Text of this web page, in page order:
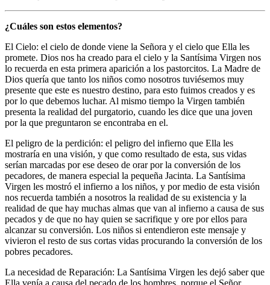
¿Cuáles son estos elementos?
El Cielo: el cielo de donde viene la Señora y el cielo que Ella les
promete. Dios nos ha creado para el cielo y la Santísima Virgen nos
lo recuerda en esta primera aparición a los pastorcitos. La Madre de
Dios quería que tanto los niños como nosotros tuviésemos muy
presente que este es nuestro destino, para esto fuimos creados y es
por lo que debemos luchar. Al mismo tiempo la Virgen también
presenta la realidad del purgatorio, cuando les dice que una joven
por la que preguntaron se encontraba en el.
El peligro de la perdición: el peligro del infierno que Ella les
mostraría en una visión, y que como resultado de esta, sus vidas
serían marcadas por ese deseo de orar por la conversión de los
pecadores, de manera especial la pequeña Jacinta. La Santísima
Virgen les mostró el infierno a los niños, y por medio de esta visión
nos recuerda también a nosotros la realidad de su existencia y la
realidad de que hay muchas almas que van al infierno a causa de sus
pecados y de que no hay quien se sacrifique y ore por ellos para
alcanzar su conversión. Los niños si entendieron este mensaje y
vivieron el resto de sus cortas vidas procurando la conversión de los
pobres pecadores.
La necesidad de Reparación: La Santísima Virgen les dejó saber que